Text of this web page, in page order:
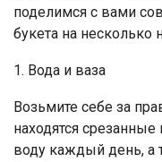
поделимся с вами
букета на несколько
1. Вода и ваза
Возьмите себе за
находятся
воду каждый день, а